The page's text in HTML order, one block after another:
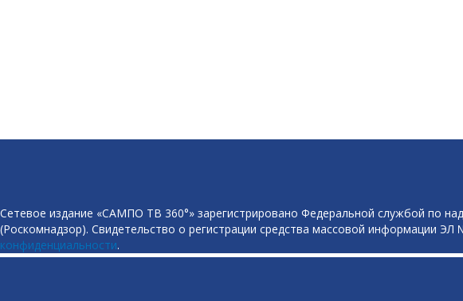
Сетевое издание «САМПО ТВ 360°» зарегистрировано Федеральной службой по
(Роскомнадзор). Свидетельство о регистрации средства массовой информации
конфиденциальности.